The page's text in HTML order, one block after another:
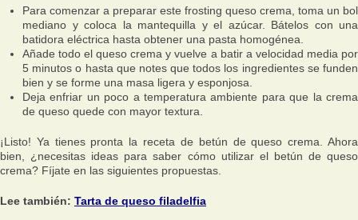
Para comenzar a preparar este frosting queso crema, toma un bol
mediano y coloca la mantequilla y el azúcar. Bátelos con una
batidora eléctrica hasta obtener una pasta homogénea.
Añade todo el queso crema y vuelve a batir a velocidad media por
5 minutos o hasta que notes que todos los ingredientes se funden
bien y se forme una masa ligera y esponjosa.
Deja enfriar un poco a temperatura ambiente para que la crema
de queso quede con mayor textura.
¡Listo! Ya tienes pronta la receta de betún de queso crema. Ahora
bien, ¿necesitas ideas para saber cómo utilizar el betún de queso
crema? Fíjate en las siguientes propuestas.
Lee también: Tarta de queso filadelfia